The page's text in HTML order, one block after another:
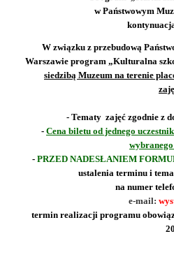
w Państwowym
W związku z przebudową
Warszawie program „Kulturalna
siedzibą Muzeum na terenie
- Tematy zajęć zgodnie z
- Cena biletu od jednego
- PRZED NADESŁANIEM
ustalenia terminu i
na numer
e-mail:
termin realizacji programu